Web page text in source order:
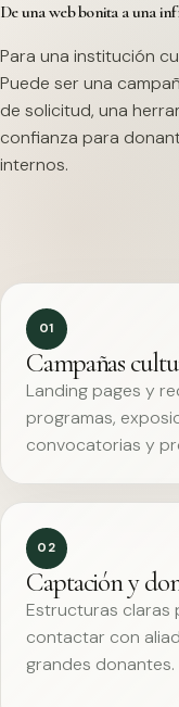
De una web bonita a una
Para una institución
Puede ser una
de solicitud, una
confianza para
internos.
01
Campañas
Landing pages y
programas,
convocatorias y
02
Captación y
Estructuras claras
contactar con
grandes donantes.